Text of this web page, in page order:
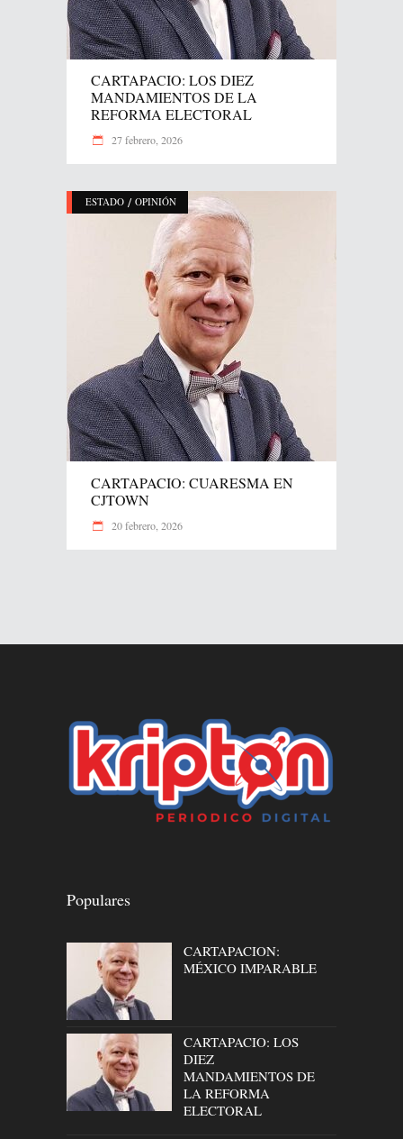
CARTAPACIO: LOS DIEZ
MANDAMIENTOS DE LA
REFORMA ELECTORAL
27 febrero, 2026
ESTADO / OPINIÓN
CARTAPACIO: CUARESMA EN
CJTOWN
20 febrero, 2026
Populares
CARTAPACION:
MÉXICO IMPARABLE
CARTAPACIO: LOS
DIEZ
MANDAMIENTOS DE
LA REFORMA
ELECTORAL